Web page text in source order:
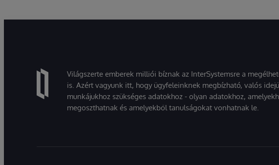
Világszerte emberek milliói bíznak az InterSystemsre a
is. Azért vagyunk itt, hogy ügyfeleinknek megbízható, valós
munkájukhoz szükséges adatokhoz - olyan adatokhoz,
megoszthatnak és amelyekből tanulságokat vonhatnak le.